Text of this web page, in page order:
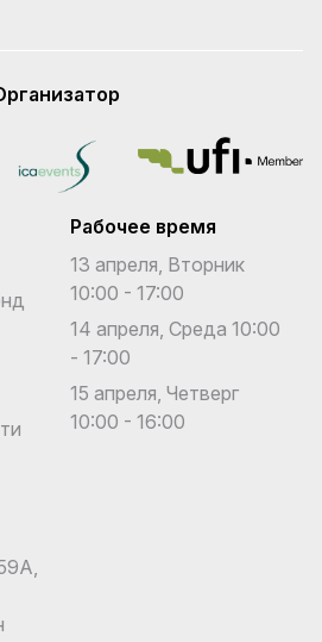
Рабочее время
13 апреля, Вторник
10:00 - 17:00
14 апреля, Среда 10:00
- 17:00
15 апреля, Четверг
10:00 - 16:00